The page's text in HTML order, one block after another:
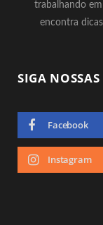
trabalhando
encontra
SIGA
Facebook
Instagram